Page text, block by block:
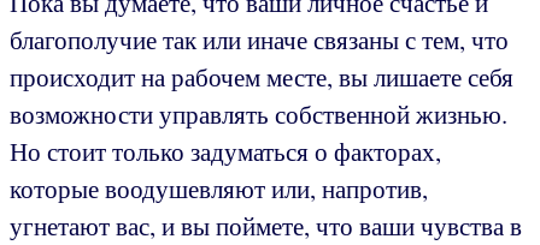
благополучие так или иначе связаны с тем, что
происходит на рабочем месте, вы лишаете себя
возможности управлять собственной жизнью.
Но стоит только задуматься о факторах,
которые воодушевляют или, напротив,
угнетают вас, и вы поймете, что ваши чувства в